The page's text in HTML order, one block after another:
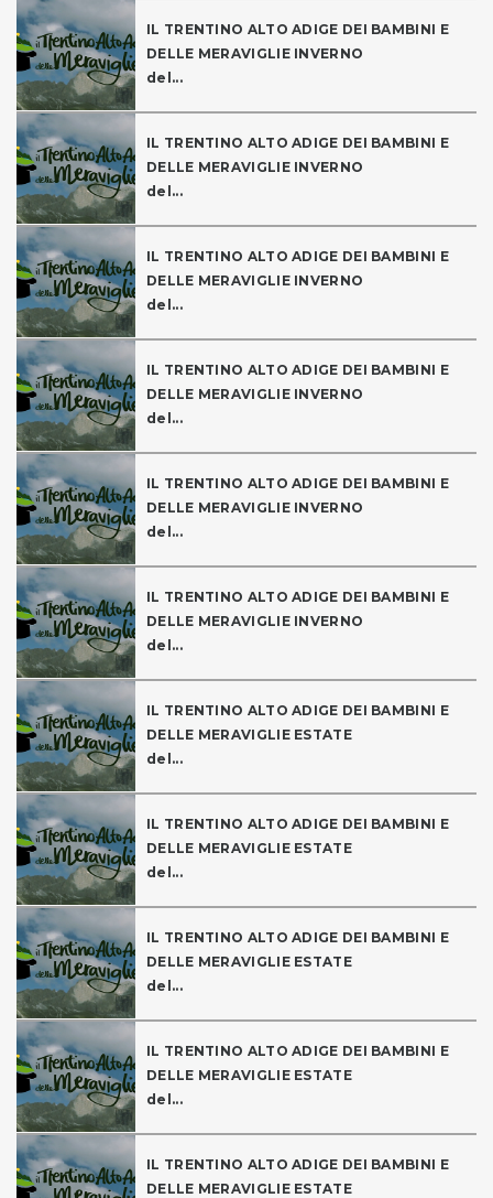
IL TRENTINO ALTO ADIGE DEI BAMBINI E
DELLE MERAVIGLIE INVERNO
del...
IL TRENTINO ALTO ADIGE DEI BAMBINI E
DELLE MERAVIGLIE INVERNO
del...
IL TRENTINO ALTO ADIGE DEI BAMBINI E
DELLE MERAVIGLIE INVERNO
del...
IL TRENTINO ALTO ADIGE DEI BAMBINI E
DELLE MERAVIGLIE INVERNO
del...
IL TRENTINO ALTO ADIGE DEI BAMBINI E
DELLE MERAVIGLIE INVERNO
del...
IL TRENTINO ALTO ADIGE DEI BAMBINI E
DELLE MERAVIGLIE INVERNO
del...
IL TRENTINO ALTO ADIGE DEI BAMBINI E
DELLE MERAVIGLIE ESTATE
del...
IL TRENTINO ALTO ADIGE DEI BAMBINI E
DELLE MERAVIGLIE ESTATE
del...
IL TRENTINO ALTO ADIGE DEI BAMBINI E
DELLE MERAVIGLIE ESTATE
del...
IL TRENTINO ALTO ADIGE DEI BAMBINI E
DELLE MERAVIGLIE ESTATE
del...
IL TRENTINO ALTO ADIGE DEI BAMBINI E
DELLE MERAVIGLIE ESTATE